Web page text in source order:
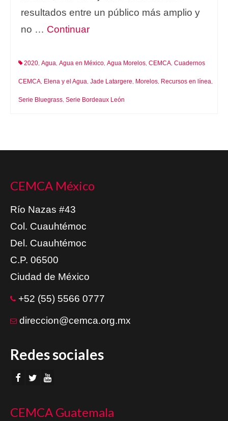
resultados entre un público más amplio y
no … Continuar
2020, Agua, Agua en México, Agua Morelos, CEMCA, Cuadernos
CEMCA, Elena y el Agua, Jade Latargere, Morelos, Recursos en línea,
Serie Bluegrass, Serie Bordeaux León
CEMCA México
Río Nazas #43
Col. Cuauhtémoc
Del. Cuauhtémoc
C.P. 06500
Ciudad de México
+52 (55) 5566 0777
direccion@cemca.org.mx
Redes sociales
CEMCA Guatemala